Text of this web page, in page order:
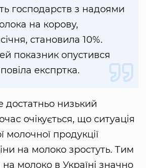
господарств з надоями
на корову,
становила 10%.
показник опустився
експртка.
достатньо низький
очікується, що ситуація
молочної продукції
на молоко зростуть. Тим
молоко в Україні значно